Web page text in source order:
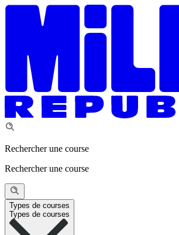
Rechercher une course
Rechercher une course
Types de courses
Types de courses